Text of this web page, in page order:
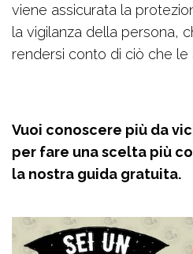
viene assicurata la
la vigilanza della persona,
rendersi conto di ciò che le
Vuoi conoscere più da
per fare una scelta più
la nostra guida gratuita.